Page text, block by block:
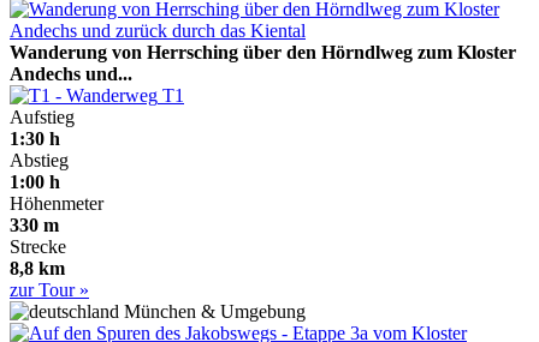
Wanderung von Herrsching über den Hörndlweg zum Kloster
Andechs und...
T1
Aufstieg
1:30 h
Abstieg
1:00 h
Höhenmeter
330 m
Strecke
8,8 km
zur Tour »
München & Umgebung